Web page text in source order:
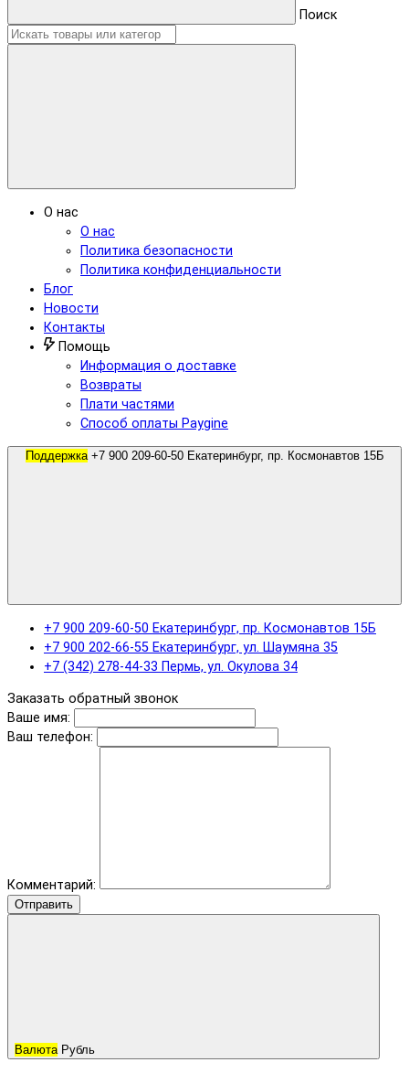
Поиск
О нас
О нас
Политика безопасности
Политика конфиденциальности
Блог
Новости
Контакты
Помощь
Информация о доставке
Возвраты
Плати частями
Способ оплаты Paygine
Поддержка
+7 900 209-60-50 Екатеринбург, пр. Космонавтов 15Б
+7 900 202-66-55 Екатеринбург, ул. Шаумяна 35
+7 (342) 278-44-33 Пермь, ул. Окулова 34
Заказать обратный звонок
Ваше имя:
Ваш телефон:
Комментарий:
Отправить
Валюта Рубль